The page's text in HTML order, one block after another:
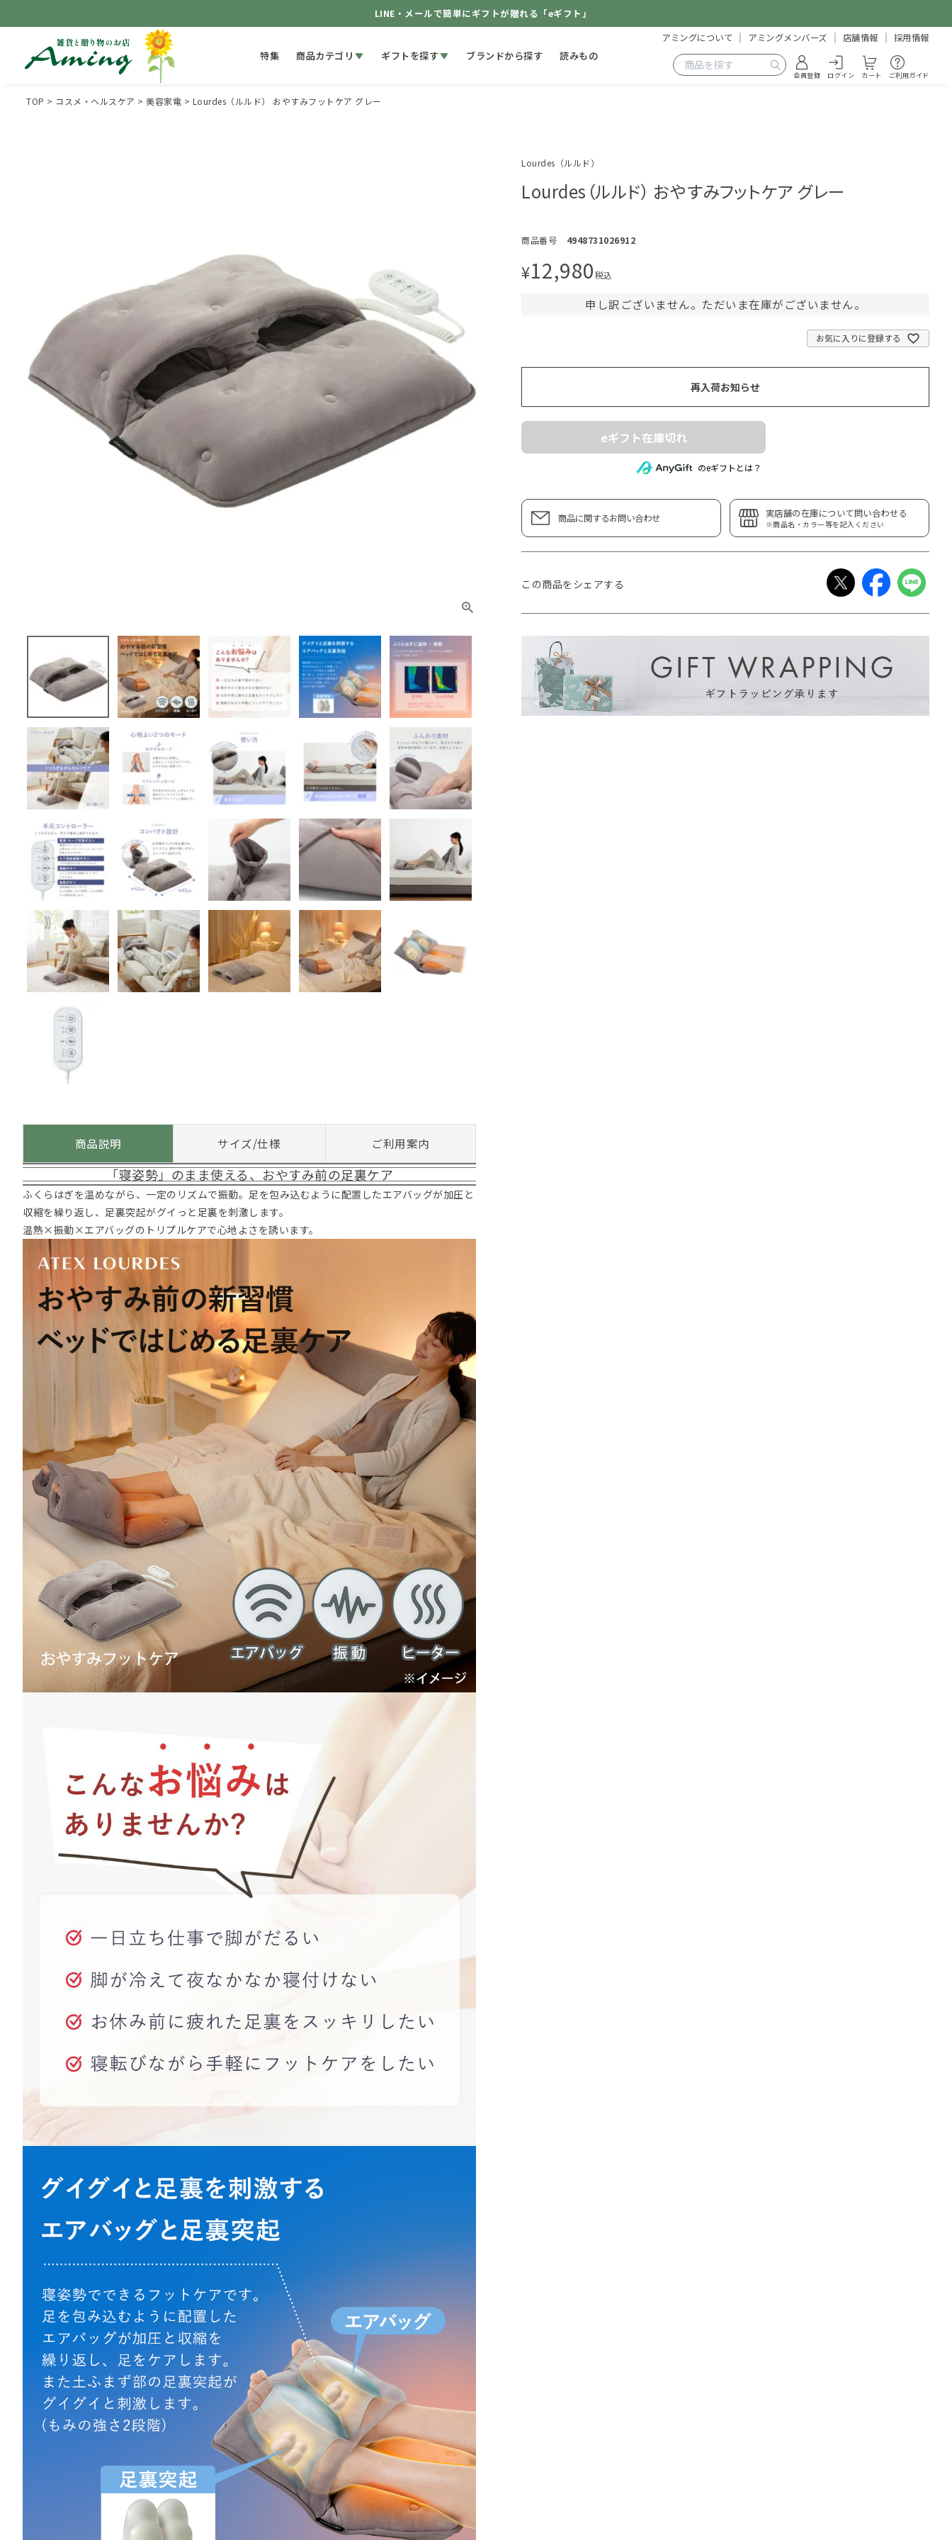
LINE・メールで簡単にギフトが贈れる「eギフト」
特集 商品カテゴリ ギフトを探す ブランドから探す 読みもの
アミングについて アミングメンバーズ 店舗情報 採用情報
会員登録 ログイン カート ご利用ガイド
TOP コスメ・ヘルスケア 美容家電 Lourdes（ルルド） おやすみフットケア グレー
商品説明 サイズ/仕様 ご利用案内
「寝姿勢」のまま使える、おやすみ前の足裏ケア
ふくらはぎを温めながら、一定のリズムで振動。足を包み込むように配置したエアバッグが加圧と
収縮を繰り返し、足裏突起がグイっと足裏を刺激します。
温熱×振動×エアバッグのトリプルケアで心地よさを誘います。
Lourdes（ルルド）
Lourdes（ルルド） おやすみフットケア グレー
商品番号 4948731026912
¥12,980税込
申し訳ございません。ただいま在庫がございません。
お気に入りに登録する
再入荷お知らせ
eギフト在庫切れ
のeギフトとは？
商品に関するお問い合わせ 実店舗の在庫について問い合わせる
※商品名・カラー等を記入ください
この商品をシェアする